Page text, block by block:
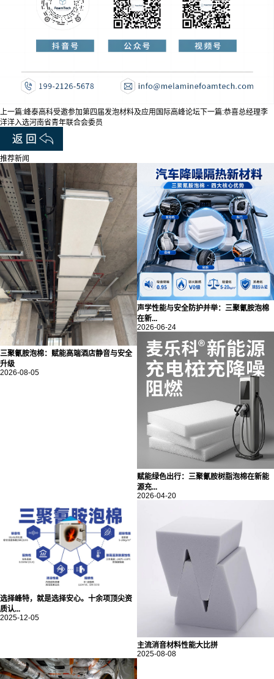
上一篇:峰泰高科受邀参加第四届发泡材料及应用国际高峰论坛下一篇:恭喜总经理李
洋洋入选河南省青年联合会委员
推荐新闻
三聚氰胺泡棉：赋能高端酒店静音与安全
升级
2026-08-05
声学性能与安全防护并举：三聚氰胺泡棉
在新...
2026-06-24
赋能绿色出行：三聚氰胺树脂泡棉在新能
源充...
2026-04-20
选择峰特，就是选择安心。十余项顶尖资
质认...
2025-12-05
主流消音材料性能大比拼
2025-08-08